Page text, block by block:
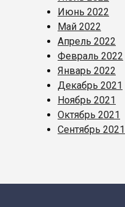
Июнь 2022
Май 2022
Апрель 2022
Февраль 2022
Январь 2022
Декабрь 2021
Ноябрь 2021
Октябрь 2021
Сентябрь 2021